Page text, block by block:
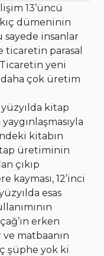
13’üncü
kıç dümeninin
sayede insanlar
ticaretin parasal
yeni
çok üretim
yüzyılda kitap
kitabın
üretiminin
çıkıp
12’inci
esas
erken
matbaanın
şüphe yok ki